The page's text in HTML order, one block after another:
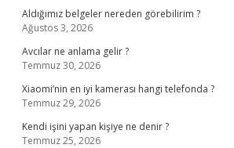
Aldığımız belgeler nereden görebilirim ?
Ağustos 3, 2026
Avcılar ne anlama gelir ?
Temmuz 30, 2026
Xiaomi’nin en iyi kamerası hangi telefonda ?
Temmuz 29, 2026
Kendi işini yapan kişiye ne denir ?
Temmuz 25, 2026